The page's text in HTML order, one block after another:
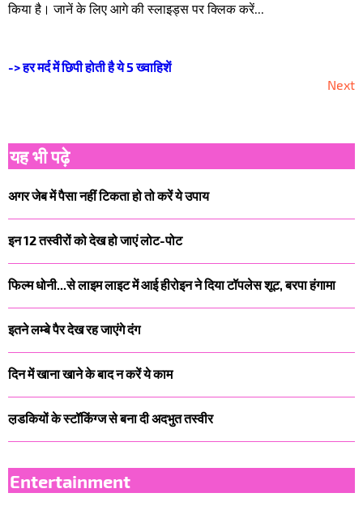
किया है। जानें के लिए आगे की स्लाइड्स पर क्लिक करें...
-> हर मर्द में छिपी होती है ये 5 ख्वाहिशें
Next
यह भी पढ़े
अगर जेब में पैसा नहीं टिकता हो तो करें ये उपाय
इन 12 तस्वीरों को देख हो जाएं लोट-पोट
फिल्म धोनी...से लाइम लाइट में आई हीरोइन ने दिया टॉपलेस शूट, बरपा हंगामा
इतने लम्बे पैर देख रह जाएंगे दंग
दिन में खाना खाने के बाद न करें ये काम
ल़डकियों के स्टॉकिंग्ज से बना दी अदभुत तस्वीर
Entertainment